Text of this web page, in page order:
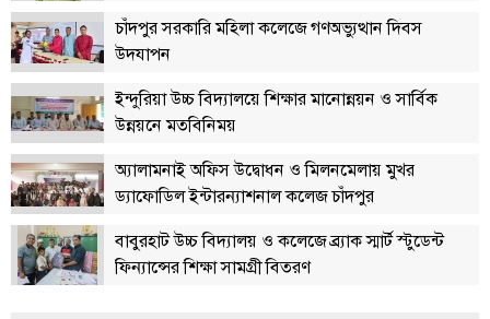
ছবি
ভিডিও
আর্কাইভ
পুরানো
আর্কাইভ
চাঁদপুর সরকারি মহিলা কলেজে গণঅভ্যুত্থান দিবস
উদযাপন
ইন্দুরিয়া উচ্চ বিদ্যালয়ে শিক্ষার মানোন্নয়ন ও সার্বিক
উন্নয়নে মতবিনিময়
অ্যালামনাই অফিস উদ্বোধন ও মিলনমেলায় মুখর
ড্যাফোডিল ইন্টারন্যাশনাল কলেজ চাঁদপুর
বাবুরহাট উচ্চ বিদ্যালয় ও কলেজে ব্র্যাক স্মার্ট স্টুডেন্ট
ফিন্যান্সের শিক্ষা সামগ্রী বিতরণ